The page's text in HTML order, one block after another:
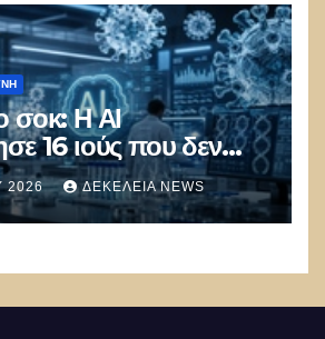
σοκ: Η ΑΙ
16 ιούς που δεν
φύση –
Ο εφιάλτης μόλις
2026 ΔΕΚΈΛΕΙΑ NEWS